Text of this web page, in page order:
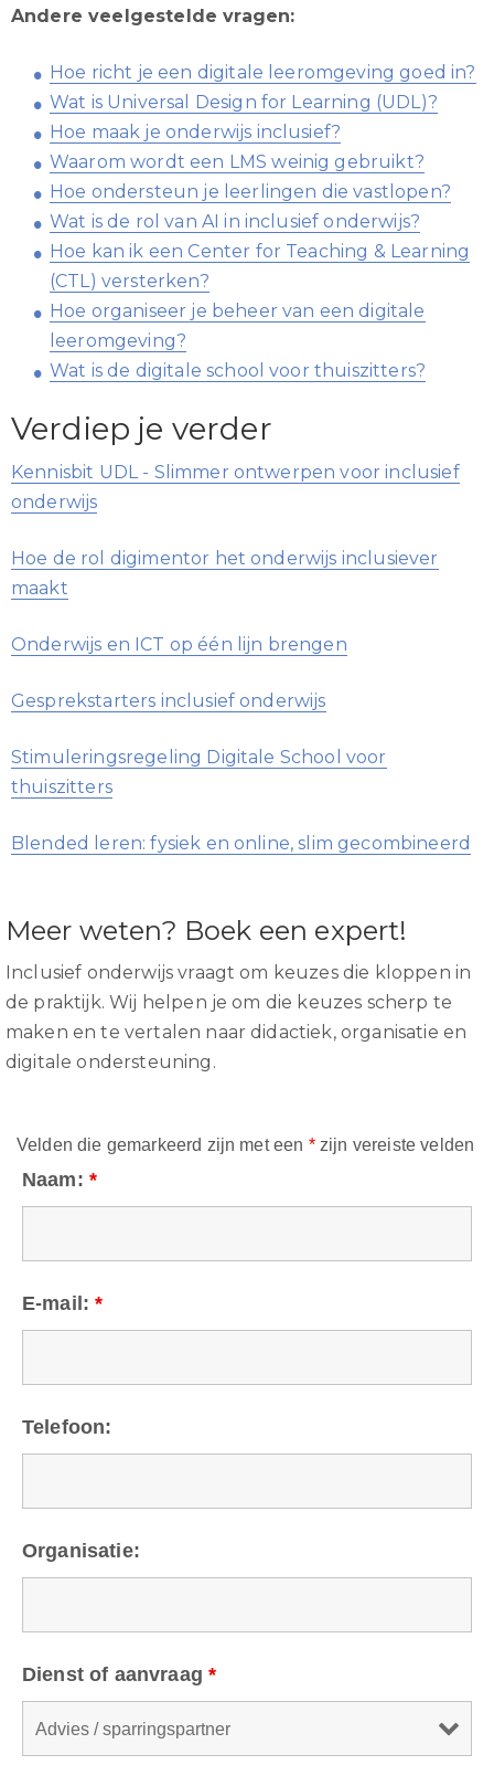
Andere veelgestelde vragen:
Hoe richt je een digitale leeromgeving goed in?
Wat is Universal Design for Learning (UDL)?
Hoe maak je onderwijs inclusief?
Waarom wordt een LMS weinig gebruikt?
Hoe ondersteun je leerlingen die vastlopen?
Wat is de rol van AI in inclusief onderwijs?
Hoe kan ik een Center for Teaching & Learning
(CTL) versterken?
Hoe organiseer je beheer van een digitale
leeromgeving?
Wat is de digitale school voor thuiszitters?
Verdiep je verder
Kennisbit UDL - Slimmer ontwerpen voor inclusief
onderwijs
Hoe de rol digimentor het onderwijs inclusiever
maakt
Onderwijs en ICT op één lijn brengen
Gesprekstarters inclusief onderwijs
Stimuleringsregeling Digitale School voor
thuiszitters
Blended leren: fysiek en online, slim gecombineerd
Meer weten? Boek een expert!
Inclusief onderwijs vraagt om keuzes die kloppen in
de praktijk. Wij helpen je om die keuzes scherp te
maken en te vertalen naar didactiek, organisatie en
digitale ondersteuning.
Velden die gemarkeerd zijn met een *zijn vereiste velden
Naam: *
E-mail:*
Telefoon:
Organisatie:
Dienst of aanvraag*